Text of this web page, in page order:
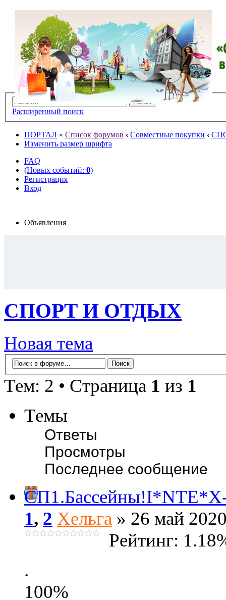
Расширенный поиск
ПОРТАЛ » Список форумов ‹ Совместные покупки ‹
Изменить размер шрифта
FAQ
(Новых событий: 0)
Регистрация
Вход
Объявления
СПОРТ И ОТДЫХ
Новая тема
Тем: 2 • Страница 1 из 1
Темы
Ответы
Просмотры
Последнее сообщение
СП1.Бассейны!I*NTE*X-
1, 2 Хельга » 26 май
Рейтинг:
.
100%